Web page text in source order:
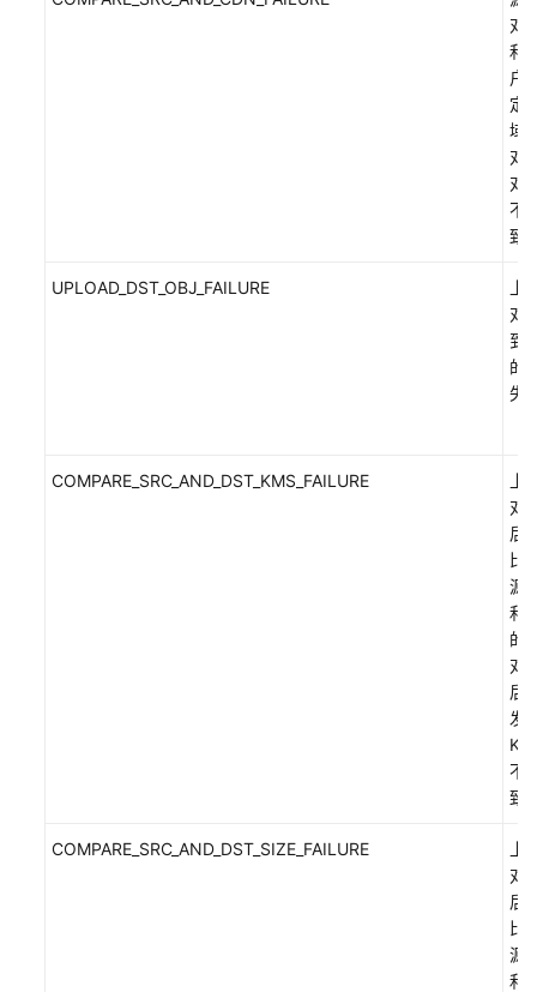
考
云
对
和
户
定
域
对
对
不
致
UPLOAD_DST_OBJ_FAILURE
上
对
到
的
失
COMPARE_SRC_AND_DST_KMS_FAILURE
上
对
后
比
源
和
的
对
后
发
不
致
COMPARE_SRC_AND_DST_SIZE_FAILURE
上
对
后
比
源
和